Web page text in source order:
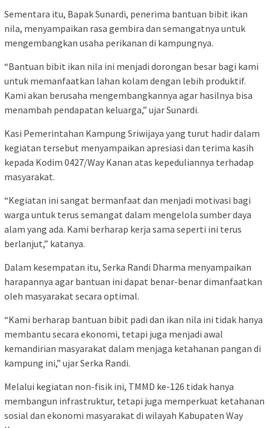
Sementara itu, Bapak Sunardi, penerima bantuan bibit ikan
nila, menyampaikan rasa gembira dan semangatnya untuk
mengembangkan usaha perikanan di kampungnya.
“Bantuan bibit ikan nila ini menjadi dorongan besar bagi kami
untuk memanfaatkan lahan kolam dengan lebih produktif.
Kami akan berusaha mengembangkannya agar hasilnya bisa
menambah pendapatan keluarga,” ujar Sunardi.
Kasi Pemerintahan Kampung Sriwijaya yang turut hadir dalam
kegiatan tersebut menyampaikan apresiasi dan terima kasih
kepada Kodim 0427/Way Kanan atas kepeduliannya terhadap
masyarakat.
“Kegiatan ini sangat bermanfaat dan menjadi motivasi bagi
warga untuk terus semangat dalam mengelola sumber daya
alam yang ada. Kami berharap kerja sama seperti ini terus
berlanjut,” katanya.
Dalam kesempatan itu, Serka Randi Dharma menyampaikan
harapannya agar bantuan ini dapat benar-benar dimanfaatkan
oleh masyarakat secara optimal.
“Kami berharap bantuan bibit padi dan ikan nila ini tidak hanya
membantu secara ekonomi, tetapi juga menjadi awal
kemandirian masyarakat dalam menjaga ketahanan pangan di
kampung ini,” ujar Serka Randi.
Melalui kegiatan non-fisik ini, TMMD ke-126 tidak hanya
membangun infrastruktur, tetapi juga memperkuat ketahanan
sosial dan ekonomi masyarakat di wilayah Kabupaten Way